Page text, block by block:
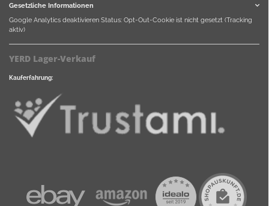
Gesetzliche Informationen
Google Analytics deaktivieren Status: Opt-Out-Cookie ist nicht gesetzt (Tracking
aktiv)
YERD Lager-Verkauf
Kauferfahrung: